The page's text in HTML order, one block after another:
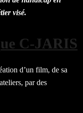
visé.
C-JARIS
d’un film, de sa
par des